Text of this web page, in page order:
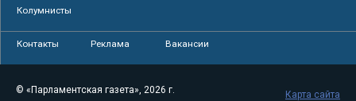
Колумнисты
Контакты Реклама Вакансии
© «Парламентская газета», 2026 г.
Карта сайта